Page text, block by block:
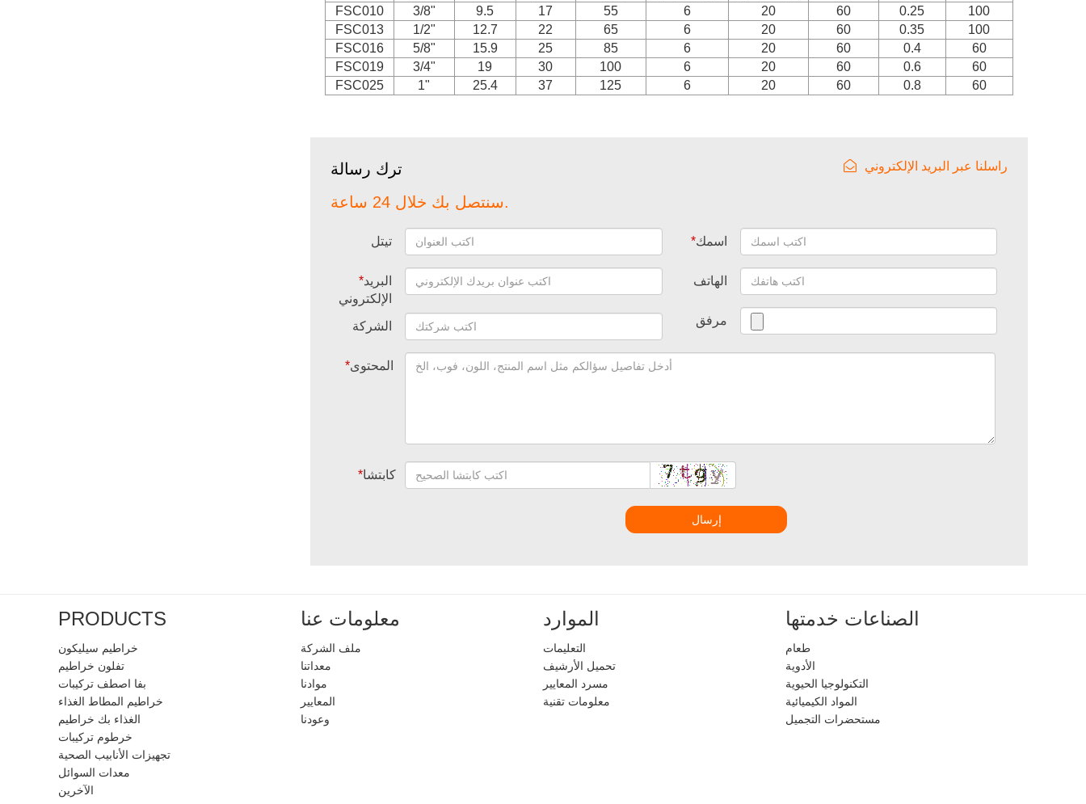
FSC010
3/8" 9.5 17 55 6 20 60 0.25
100
FSC013
1/2" 12.7 22 65 6 20 60 0.35
100
FSC016
5/8" 15.9 25 85 6 20 60 0.4
60
FSC019
3/4" 19 30 100 6 20 60 0.6
60
FSC025
1" 25.4 37 125 6 20 60 0.8 60
ترك رسالة راسلنا عبر البريد الإلكتروني
سنتصل بك خلال 24 ساعة.
تيتل *اسمك
*البريد
الإلكتروني
الهاتف
الشركة مرفق
*المحتوى
*كابتشا
إرسال
PRODUCTS
خراطيم سيليكون
تفلون خراطيم
بفا اصطف تركيبات
خراطيم المطاط الغذاء
الغذاء بك خراطيم
خرطوم تركيبات
تجهيزات الأنابيب الصحية
معدات السوائل
الآخرين
معلومات عنا
ملف الشركة
معداتنا
موادنا
المعايير
وعودنا
الموارد
التعليمات
تحميل الأرشيف
مسرد المعايير
معلومات تقنية
الصناعات خدمتها
طعام
الأدوية
التكنولوجيا الحيوية
المواد الكيميائية
مستحضرات التجميل